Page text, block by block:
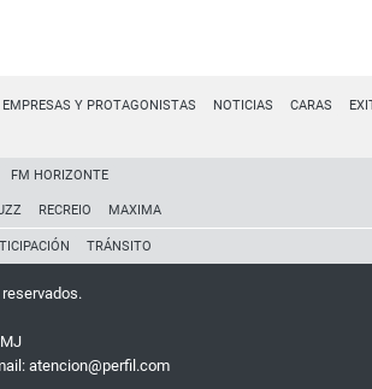
EMPRESAS Y PROTAGONISTAS NOTICIAS CARAS
FM HORIZONTE
RECREIO MAXIMA
TRÁNSITO
atencion@perfil.com